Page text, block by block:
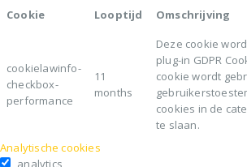
Cookie
Looptijd Omschrijving
cookielawinfo-
checkbox-
performance
11
months
Deze cookie
plug-in GDPR
cookie wordt
cookies in de
te slaan.
Analytische cookies
analytics